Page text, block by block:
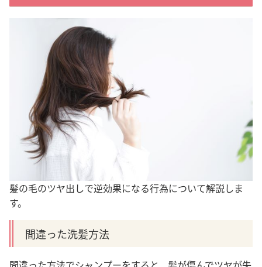
髪の毛のツヤ出しで逆効果になる行為について解説しま
す。
間違った洗髪方法